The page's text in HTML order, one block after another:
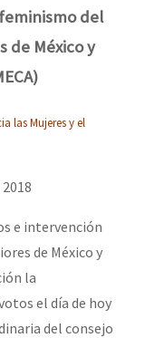
del
de México y
las Mujeres y el
e intervención
de México y
la
el día de hoy
del consejo